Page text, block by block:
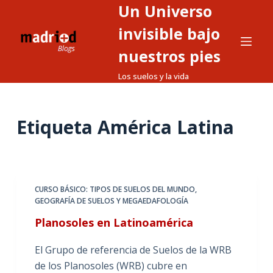
Un Universo
invisible bajo
nuestros pies
Los suelos y la vida
Etiqueta América Latina
CURSO BÁSICO: TIPOS DE SUELOS DEL MUNDO,
GEOGRAFÍA DE SUELOS Y MEGAEDAFOLOGÍA
Planosoles en Latinoamérica
El Grupo de referencia de Suelos de la WRB
de los Planosoles (WRB) cubre en